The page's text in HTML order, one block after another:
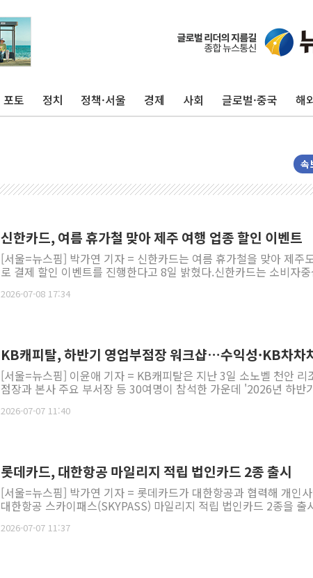
포토 정치 정책·서울 경제 사회 글로벌·중국 해
속
신한카드, 여름 휴가철 맞아 제주 여행 업종 할인 이벤트
[서울=뉴스핌] 박가연 기자 = 신한카드는 여름 휴가철을 맞아 제주
로 결제 할인 이벤트를 진행한다고 8일 밝혔다.신한카드는 소비자
2026-07-08 17:34
KB캐피탈, 하반기 영업부점장 워크샵…수익성·KB차차
[서울=뉴스핌] 이윤애 기자 = KB캐피탈은 지난 3일 소노벨 천안 리
점장과 본사 주요 부서장 등 30여명이 참석한 가운데 '2026년 하반
2026-07-07 11:40
롯데카드, 대한항공 마일리지 적립 법인카드 2종 출시
[서울=뉴스핌] 박가연 기자 = 롯데카드가 대한항공과 협력해 개인
대한항공 스카이패스(SKYPASS) 마일리지 적립 법인카드 2종을 출
2026-07-07 11:37